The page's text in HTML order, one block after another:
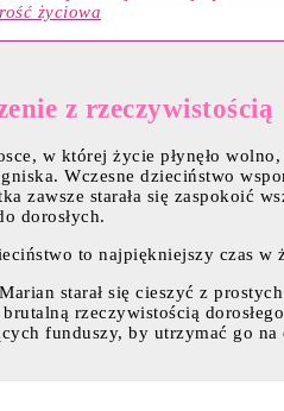
życiowa
z rzeczywistością
w której życie płynęło
Wczesne dzieciństwo
zawsze starała się zaspokoić
dorosłych.
to najpiękniejszy czas
starał się cieszyć z
rzeczywistością
funduszy, by utrzymać go